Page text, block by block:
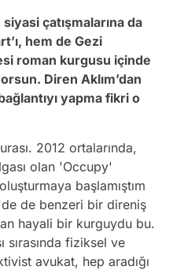
çatışmalarına da
hem de Gezi
roman kurgusu içinde
Diren Aklım’dan
yapma fikri o
2012 ortalarında,
olan 'Occupy'
başlamıştım
de benzeri bir direniş
hayali bir kurguydu bu.
sırasında fiziksel ve
avukat, hep aradığı